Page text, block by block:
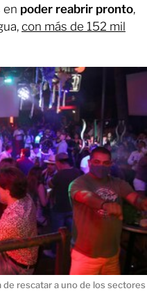
en poder reabrir pronto,
con más de 152 mil
rescatar a uno de los sectores